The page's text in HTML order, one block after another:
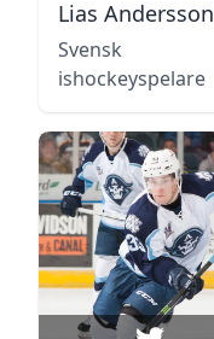
Lias Andersson
Svensk
ishockeyspelare